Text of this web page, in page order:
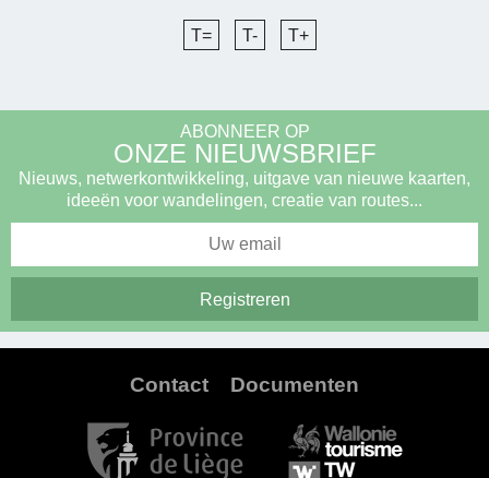
T= T- T+
ABONNEER OP
ONZE NIEUWSBRIEF
Nieuws, netwerkontwikkeling, uitgave van nieuwe kaarten,
ideeën voor wandelingen, creatie van routes...
Contact Documenten